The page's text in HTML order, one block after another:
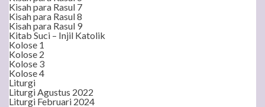
Kisah para Rasul 7
Kisah para Rasul 8
Kisah para Rasul 9
Kitab Suci – Injil Katolik
Kolose 1
Kolose 2
Kolose 3
Kolose 4
Liturgi
Liturgi Agustus 2022
Liturgi Februari 2024